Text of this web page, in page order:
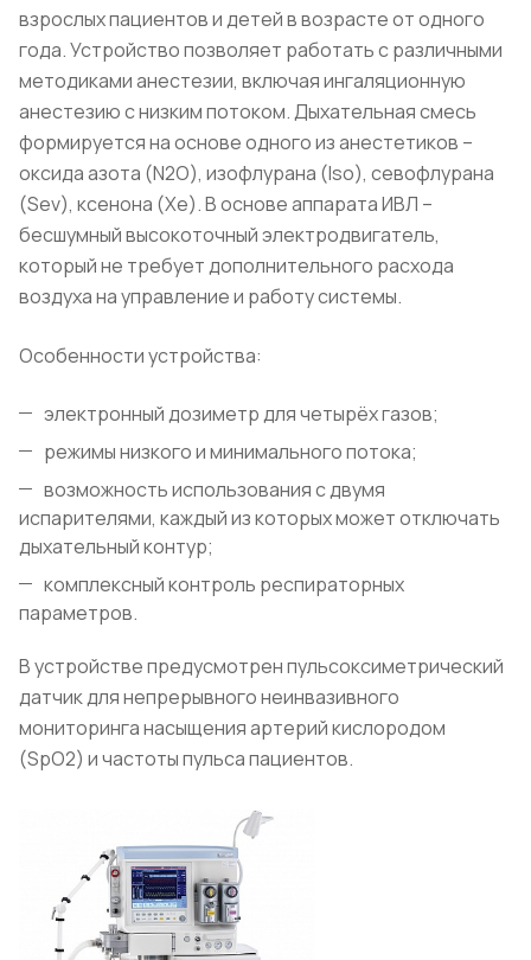
взрослых пациентов и детей в возрасте от одного
года. Устройство позволяет работать с различными
методиками анестезии, включая ингаляционную
анестезию с низким потоком. Дыхательная смесь
формируется на основе одного из анестетиков –
оксида азота (N2O), изофлурана (Iso), севофлурана
(Sev), ксенона (Xe). В основе аппарата ИВЛ –
бесшумный высокоточный электродвигатель,
который не требует дополнительного расхода
воздуха на управление и работу системы.
Особенности устройства:
электронный дозиметр для четырёх газов;
режимы низкого и минимального потока;
возможность использования с двумя
испарителями, каждый из которых может отключать
дыхательный контур;
комплексный контроль респираторных
параметров.
В устройстве предусмотрен пульсоксиметрический
датчик для непрерывного неинвазивного
мониторинга насыщения артерий кислородом
(SpO2) и частоты пульса пациентов.